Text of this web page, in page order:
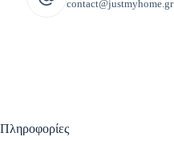
contact@justmyhome.gr
Πληροφορίες